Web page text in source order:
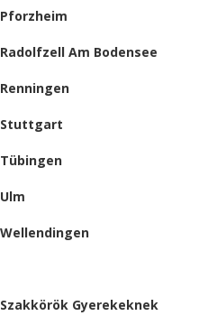
Pforzheim
Radolfzell Am Bodensee
Renningen
Stuttgart
Tübingen
Ulm
Wellendingen
Szakkörök Gyerekeknek